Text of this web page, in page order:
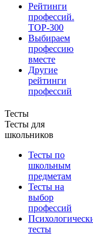
Рейтинги
профессий.
TOP-300
Выбираем
профессию
вместе
Другие
рейтинги
профессий
Тесты
Тесты для
школьников
Тесты по
школьным
предметам
Тесты на
выбор
профессий
тесты